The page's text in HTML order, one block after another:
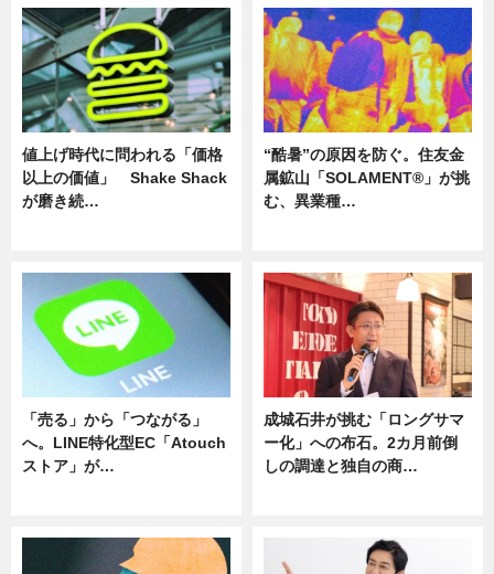
値上げ時代に問われる「価格
以上の価値」 Shake Shack
が磨き続…
“酷暑”の原因を防ぐ。住友金
属鉱山「SOLAMENT®」が挑
む、異業種…
「売る」から「つながる」
へ。LINE特化型EC「Atouch
ストア」が…
成城石井が挑む「ロングサマ
ー化」への布石。2カ月前倒
しの調達と独自の商…